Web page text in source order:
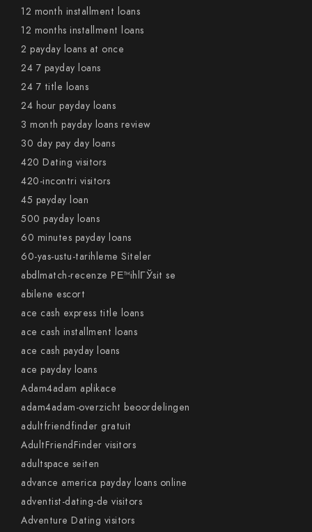
12 month installment loans
12 months installment loans
2 payday loans at once
24 7 payday loans
24 7 title loans
24 hour payday loans
3 month payday loans review
30 day pay day loans
420 Dating visitors
420-incontri visitors
45 payday loan
500 payday loans
60 minutes payday loans
60-yas-ustu-tarihleme Siteler
abdlmatch-recenze PЕ™ihlГЎsit se
abilene escort
ace cash express title loans
ace cash installment loans
ace cash payday loans
ace payday loans
Adam4adam aplikace
adam4adam-overzicht beoordelingen
adultfriendfinder gratuit
AdultFriendFinder visitors
adultspace seiten
advance america payday loans online
adventist-dating-de visitors
Adventure Dating visitors